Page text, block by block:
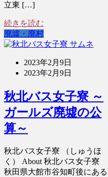
立東 […]
続きを読む
廃墟・廃村
2023年2月9日
2023年2月9日
秋北バス女子寮 ～
ガールズ廃墟の公
算～
秋北バス女子寮 （しゅうほ
く） About 秋北バス女子寮
秋田県大館市谷知町後にある